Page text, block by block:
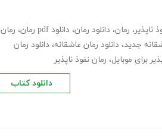
ناپذیر، رمان، دانلود رمان، دانلود pdf رمان ، رمان
جدید، دانلود رمان عاشقانه، دانلود رمان
برای موبایل، رمان نفوذ ناپذیر
دانلود کتاب